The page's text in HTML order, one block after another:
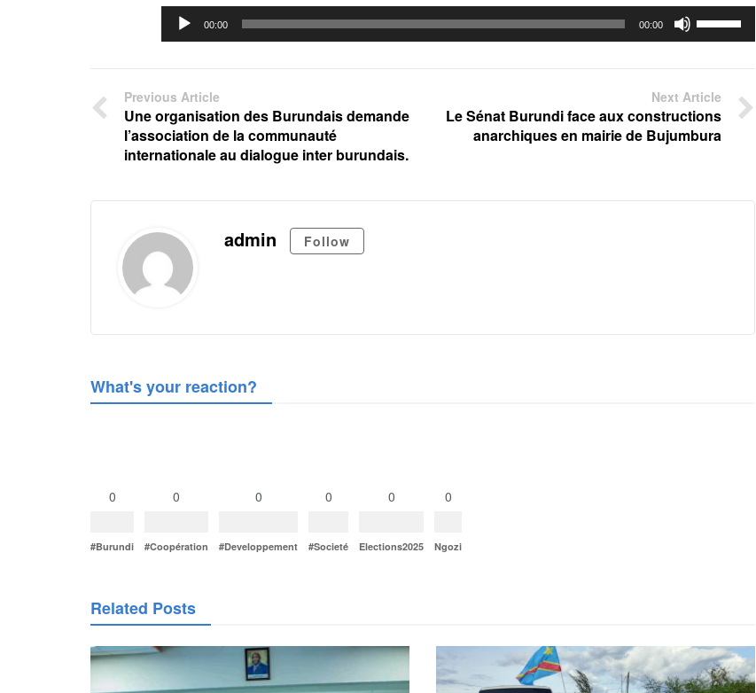
Audio
Player
00:00 00:00
Use
Up/Down
keys
to
increase
Previous Article
Une organisation des Burundais demande
l’association de la communauté
internationale au dialogue inter burundais.
Next Article
Le Sénat Burundi face aux constructions
anarchiques en mairie de Bujumbura
admin Follow
What's your reaction?
0
#Burundi
0
#Coopération
0
#Developpement
0
#Societé
0
Elections2025
0
Ngozi
Related Posts